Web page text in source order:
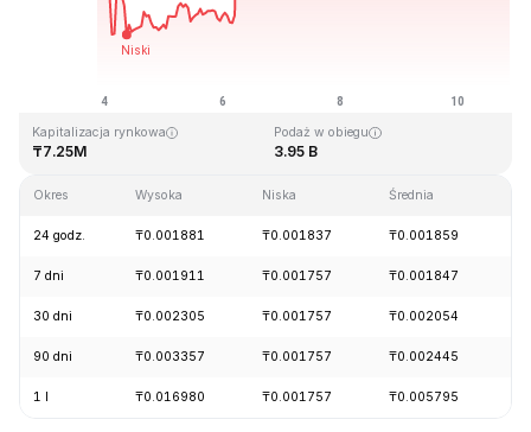
Ostatnia aktualizacja strony: 2026-08-10, 20:32 GMT+0
₸0.243269 ₸0.000050
Kapitalizacja rynkowa
₸7.25M
Podaż w obiegu
3.95 B
Okres Wysoka Niska Średnia
24 godz. ₸0.001881 ₸0.001837 ₸0.001859
7 dni ₸0.001911 ₸0.001757 ₸0.001847
30 dni ₸0.002305 ₸0.001757 ₸0.002054
90 dni ₸0.003357 ₸0.001757 ₸0.002445
1 l ₸0.016980 ₸0.001757 ₸0.005795